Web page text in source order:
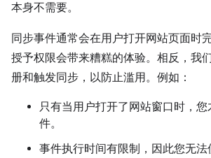
本身不需要。
同步事件通常会在用户打开网站页面时
授予权限会带来糟糕的体验。相反，我
册和触发同步，以防止滥用。例如：
只有当用户打开了网站窗口时，
件。
事件执行时间有限制，因此您无